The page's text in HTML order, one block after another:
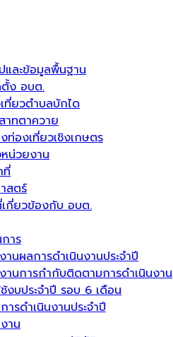
และข้อมูลพื้นฐาน
ตั้ง อบต.
ที่ยวตำบลบักได
าทตาควาย
ท่องเที่ยวเชิงเกษตร
หน่วยงาน
ที่
สตร์
กี่ยวข้องกับ อบต.
าร
านผลการดำเนินงานประจำปี
านการกำกับติดตามการดำเนินงาน
ช้งบประจำปี รอบ 6 เดือน
ารดำเนินงานประจำปี
าน